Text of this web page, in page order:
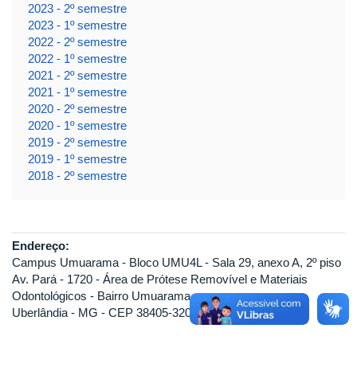
2023 - 2º semestre
2023 - 1º semestre
2022 - 2º semestre
2022 - 1º semestre
2021 - 2º semestre
2021 - 1º semestre
2020 - 2º semestre
2020 - 1º semestre
2019 - 2º semestre
2019 - 1º semestre
2018 - 2º semestre
Endereço:
Campus Umuarama - Bloco UMU4L - Sala 29, anexo A, 2º piso
Av. Pará - 1720 - Área de Prótese Removível e Materiais
Odontológicos - Bairro Umuarama
Uberlândia - MG - CEP 38405-320